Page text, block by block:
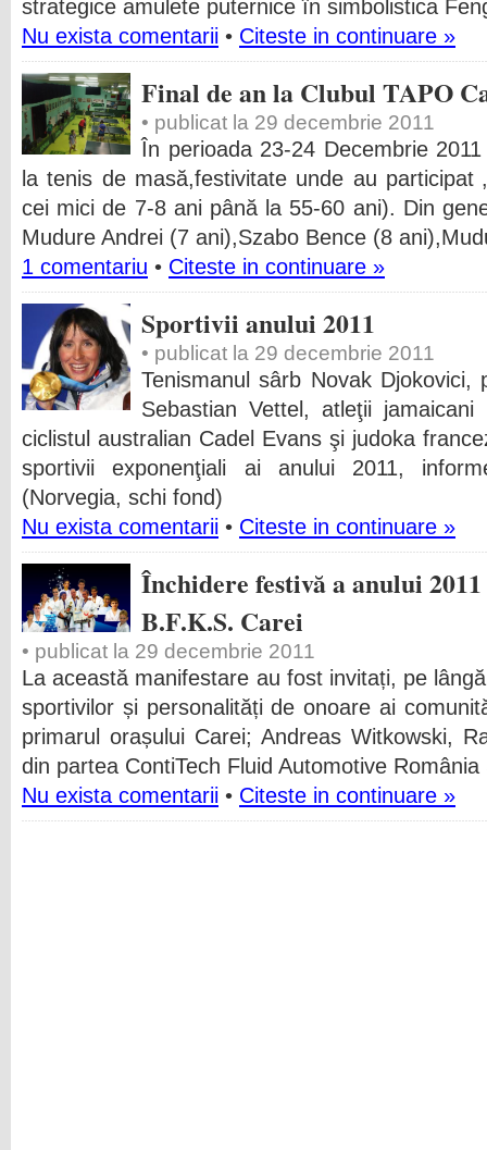
strategice amulete puternice în simbolistica
Nu exista comentarii • Citeste in continuare »
Final de an la Clubul TAPO
• publicat la 29 decembrie 2011
În perioada 23-24 Decembrie
la tenis de masă,festivitate unde au participat
cei mici de 7-8 ani până la 55-60 ani). Din
Mudure Andrei (7 ani),Szabo Bence (8
1 comentariu • Citeste in continuare »
Sportivii anului 2011
• publicat la 29 decembrie 2011
Tenismanul sârb Novak
Sebastian Vettel, atleţii
ciclistul australian Cadel Evans şi judoka
sportivii exponenţiali ai anului 2011,
(Norvegia, schi fond)
Nu exista comentarii • Citeste in continuare »
Închidere festivă a anului
B.F.K.S. Carei
• publicat la 29 decembrie 2011
La această manifestare au fost invitați, pe
sportivilor și personalități de onoare ai
primarul orașului Carei; Andreas Witkowski,
din partea ContiTech Fluid Automotive România
Nu exista comentarii • Citeste in continuare »